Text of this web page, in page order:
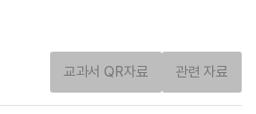
교과서 QR자료 관련 자료